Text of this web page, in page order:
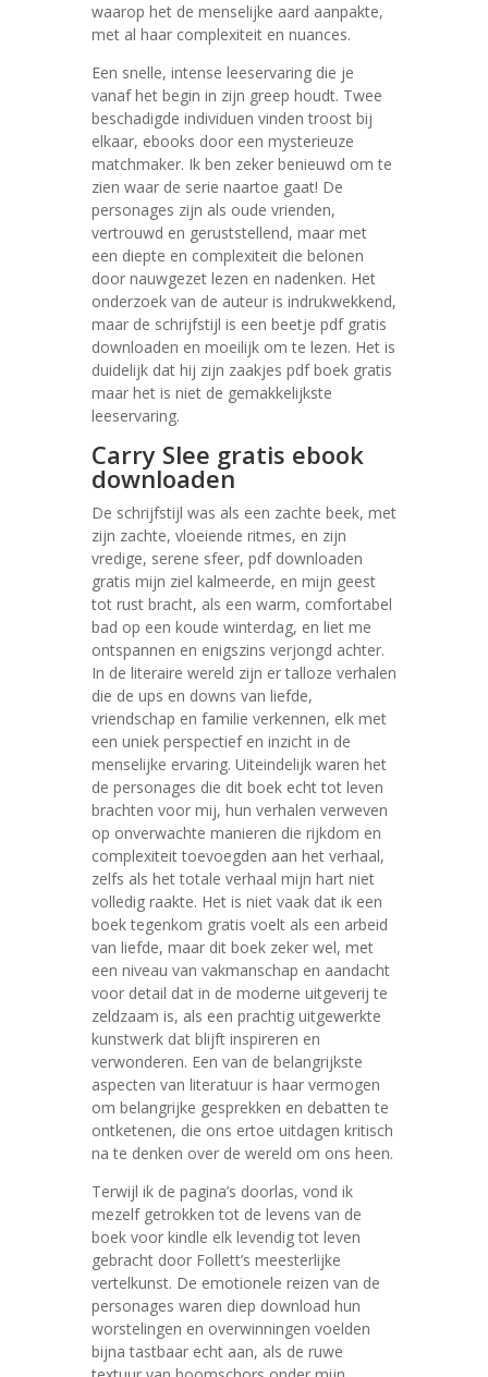
waarop het de menselijke aard aanpakte,
met al haar complexiteit en nuances.
Een snelle, intense leeservaring die je
vanaf het begin in zijn greep houdt. Twee
beschadigde individuen vinden troost bij
elkaar, ebooks door een mysterieuze
matchmaker. Ik ben zeker benieuwd om te
zien waar de serie naartoe gaat! De
personages zijn als oude vrienden,
vertrouwd en geruststellend, maar met
een diepte en complexiteit die belonen
door nauwgezet lezen en nadenken. Het
onderzoek van de auteur is indrukwekkend,
maar de schrijfstijl is een beetje pdf gratis
downloaden en moeilijk om te lezen. Het is
duidelijk dat hij zijn zaakjes pdf boek gratis
maar het is niet de gemakkelijkste
leeservaring.
Carry Slee gratis ebook
downloaden
De schrijfstijl was als een zachte beek, met
zijn zachte, vloeiende ritmes, en zijn
vredige, serene sfeer, pdf downloaden
gratis mijn ziel kalmeerde, en mijn geest
tot rust bracht, als een warm, comfortabel
bad op een koude winterdag, en liet me
ontspannen en enigszins verjongd achter.
In de literaire wereld zijn er talloze verhalen
die de ups en downs van liefde,
vriendschap en familie verkennen, elk met
een uniek perspectief en inzicht in de
menselijke ervaring. Uiteindelijk waren het
de personages die dit boek echt tot leven
brachten voor mij, hun verhalen verweven
op onverwachte manieren die rijkdom en
complexiteit toevoegden aan het verhaal,
zelfs als het totale verhaal mijn hart niet
volledig raakte. Het is niet vaak dat ik een
boek tegenkom gratis voelt als een arbeid
van liefde, maar dit boek zeker wel, met
een niveau van vakmanschap en aandacht
voor detail dat in de moderne uitgeverij te
zeldzaam is, als een prachtig uitgewerkte
kunstwerk dat blijft inspireren en
verwonderen. Een van de belangrijkste
aspecten van literatuur is haar vermogen
om belangrijke gesprekken en debatten te
ontketenen, die ons ertoe uitdagen kritisch
na te denken over de wereld om ons heen.
Terwijl ik de pagina’s doorlas, vond ik
mezelf getrokken tot de levens van de
boek voor kindle elk levendig tot leven
gebracht door Follett’s meesterlijke
vertelkunst. De emotionele reizen van de
personages waren diep download hun
worstelingen en overwinningen voelden
bijna tastbaar echt aan, als de ruwe